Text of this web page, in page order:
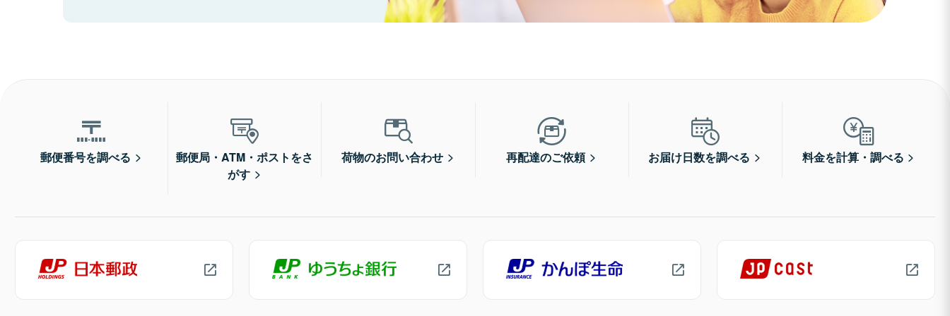
郵便番号を調べる
郵便局・ATM・ポストをさ
がす
荷物のお問い合わせ 再配達のご依頼 お届け日数を調べる 料金を計算・調べる